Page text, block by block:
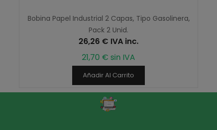
Bobina Papel Industrial 2 Capas, Tipo Gasolinera,
Pack 2 Unid.
26,26 € IVA inc.
21,70 € sin IVA
Añadir Al Carrito